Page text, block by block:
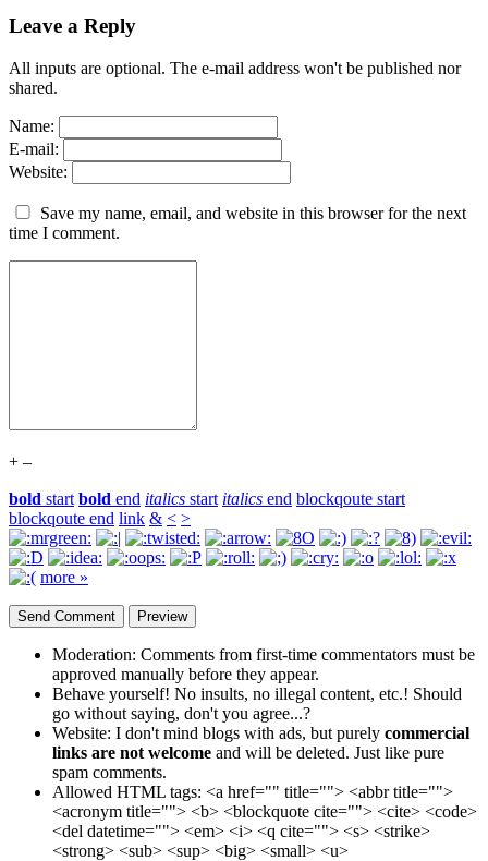
Leave a Reply
All inputs are optional. The e-mail address won't be published nor
shared.
Name:
E-mail:
Website:
Save my name, email, and website in this browser for the next
time I comment.
+ –
bold start bold end italics start italics end blockqoute start
blockqoute end link & < >
more »
Moderation: Comments from first-time commentators must be
approved manually before they appear.
Behave yourself! No insults, no illegal content, etc.! Should
go without saying, don't you agree...?
Website: I don't mind blogs with ads, but purely commercial
links are not welcome and will be deleted. Just like pure
spam comments.
Allowed HTML tags: <a href="" title=""> <abbr title="">
<acronym title=""> <b> <blockquote cite=""> <cite> <code>
<del datetime=""> <em> <i> <q cite=""> <s> <strike>
<strong> <sub> <sup> <big> <small> <u>